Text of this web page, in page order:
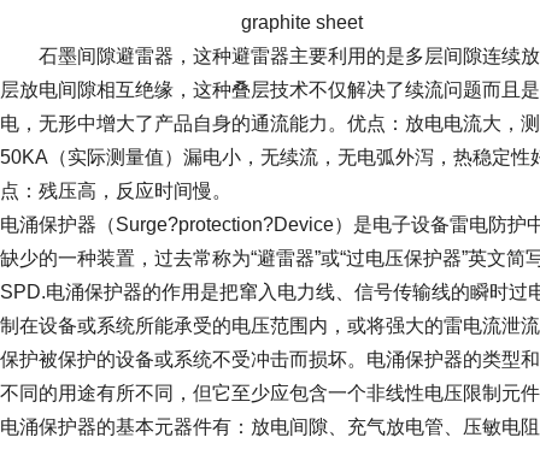
graphite sheet
石墨间隙避雷器，这种避雷器主要利用的是多层间隙连续
层放电间隙相互绝缘，这种叠层技术不仅解决了续流问题而且
电，无形中增大了产品自身的通流能力。优点：放电电流大，
50KA（实际测量值）漏电小，无续流，无电弧外泻，热稳定性
点：残压高，反应时间慢。
电涌保护器（Surge?protection?Device）是电子设备雷电防护
缺少的一种装置，过去常称为“避雷器”或“过电压保护器”英文简
SPD.电涌保护器的作用是把窜入电力线、信号传输线的瞬时过
制在设备或系统所能承受的电压范围内，或将强大的雷电流泄
保护被保护的设备或系统不受冲击而损坏。电涌保护器的类型
不同的用途有所不同，但它至少应包含一个非线性电压限制元
电涌保护器的基本元器件有：放电间隙、充气放电管、压敏电